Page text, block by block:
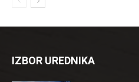
IZBOR UREDNIKA